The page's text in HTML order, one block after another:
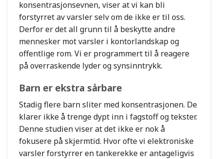
konsentrasjonsevnen, viser at vi kan bli
forstyrret av varsler selv om de ikke er til oss.
Derfor er det all grunn til å beskytte andre
mennesker mot varsler i kontorlandskap og
offentlige rom. Vi er programmert til å reagere
på overraskende lyder og synsinntrykk.
Barn er ekstra sårbare
Stadig flere barn sliter med konsentrasjonen. De
klarer ikke å trenge dypt inn i fagstoff og tekster.
Denne studien viser at det ikke er nok å
fokusere på skjermtid. Hvor ofte vi elektroniske
varsler forstyrrer en tankerekke er antageligvis